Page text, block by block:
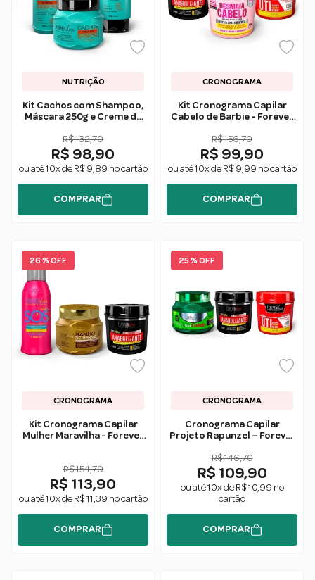
NUTRIÇÃO
Kit Cachos com Shampoo,
Máscara 250g e Creme de
R$ 132,70
R$ 98,90
ou até 10x de R$ 9,89 no cartão
COMPRAR
CRONOGRAMA
Kit Cronograma Capilar
Cabelo de Barbie - Forever
R$ 156,70
R$ 99,90
ou até 10x de R$ 9,99 no cartão
COMPRAR
26 % OFF
CRONOGRAMA
Kit Cronograma Capilar
Mulher Maravilha - Forever
R$ 154,70
R$ 113,90
ou até 10x de R$ 11,39 no cartão
COMPRAR
25 % OFF
CRONOGRAMA
Cronograma Capilar
Projeto Rapunzel – Forever
R$ 146,70
R$ 109,90
ou até 10x de R$ 10,99 no
cartão
COMPRAR